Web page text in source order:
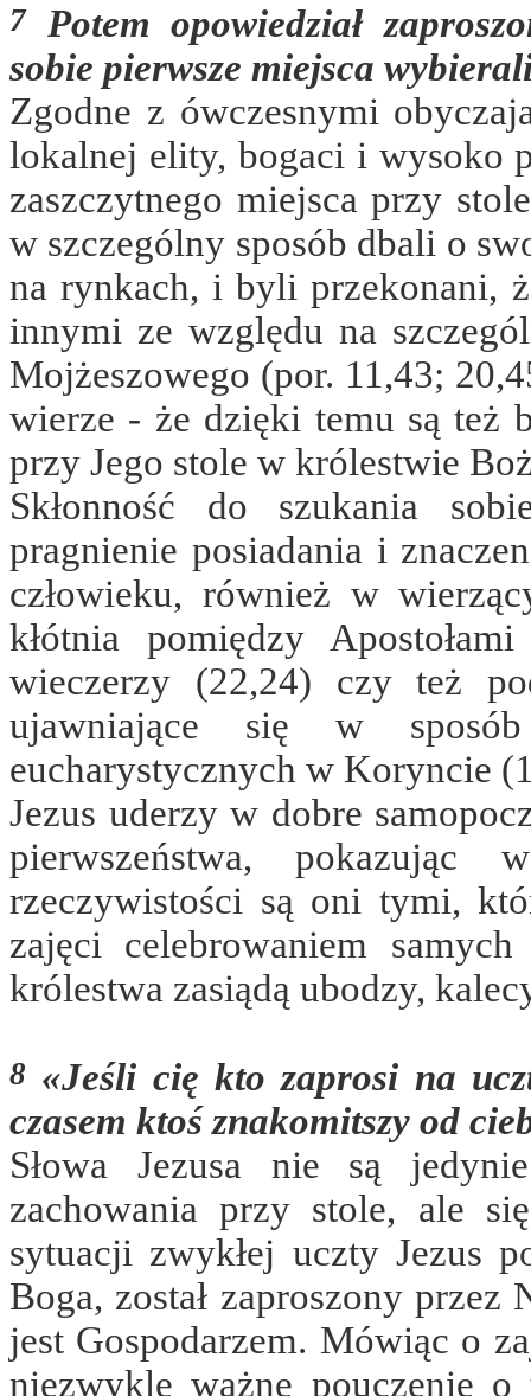
7Potem opowiedział
sobie pierwsze miejsca
Zgodne z ówczesnymi
lokalnej elity, bogaci i wysoko
zaszczytnego miejsca przy
w szczególny sposób dbali o
na rynkach, i byli przekonani,
innymi ze względu na
Mojżeszowego (por. 11,43;
wierze ‑ że dzięki temu są też
przy Jego stole w królestwie
Skłonność do szukania
pragnienie posiadania i
człowieku, również w
kłótnia pomiędzy
wieczerzy (22,24) czy też
ujawniające się w sposób
eucharystycznych w Koryncie
Jezus uderzy w dobre
pierwszeństwa,
rzeczywistości są oni tymi,
zajęci celebrowaniem
królestwa zasiądą ubodzy,
8 «Jeśli cię kto zaprosi na
czasem ktoś znakomitszy od
Słowa Jezusa nie są
zachowania przy stole, ale
sytuacji zwykłej uczty Jezus
Boga, został zaproszony
jest Gospodarzem. Mówiąc o
niezwykle ważne pouczenie